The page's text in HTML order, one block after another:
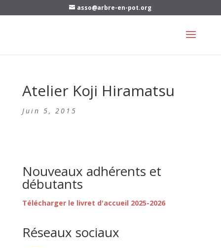
asso@arbre-en-pot.org
Atelier Koji Hiramatsu
Juin 5, 2015
Nouveaux adhérents et
débutants
Télécharger le livret d'accueil 2025-2026
Réseaux sociaux